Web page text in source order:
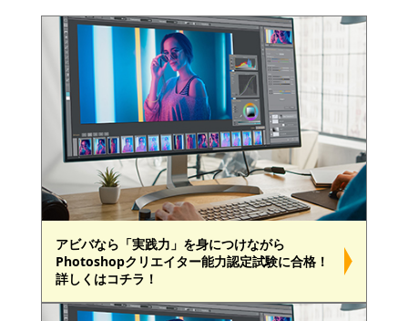
アビバなら「実践力」を身につけながら
Photoshopクリエイター能力認定試験に合格！
詳しくはコチラ！